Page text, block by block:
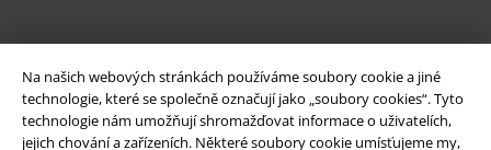
Na našich webových stránkách používáme soubory cookie a jiné
technologie, které se společně označují jako „soubory cookies“. Tyto
technologie nám umožňují shromažďovat informace o uživatelích,
jejich chování a zařízeních. Některé soubory cookie umísťujeme my,
EMP aplikaci
Stáhněte si novou EMP aplikaci zdarma a využijte všechny nové
funkce a výhody!